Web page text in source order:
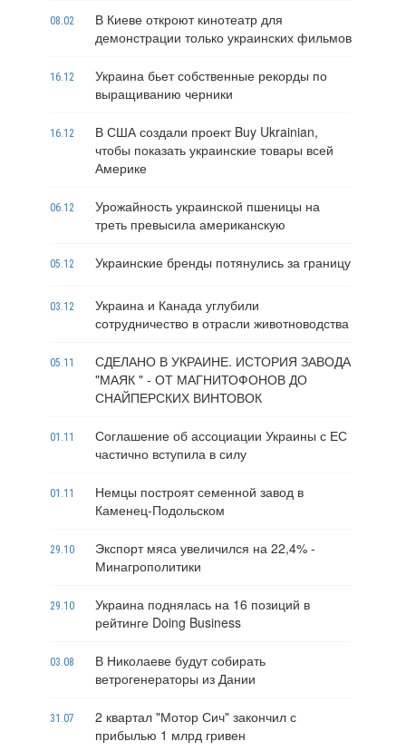
08.02
В Киеве откроют кинотеатр для
демонстрации только украинских фильмов
16.12
Украина бьет собственные рекорды по
выращиванию черники
16.12
В США создали проект Buy Ukrainian,
чтобы показать украинские товары всей
Америке
06.12
Урожайность украинской пшеницы на
треть превысила американскую
05.12 Украинские бренды потянулись за границу
03.12
Украина и Канада углубили
сотрудничество в отрасли животноводства
05.11
СДЕЛАНО В УКРАИНЕ. ИСТОРИЯ ЗАВОДА
"МАЯК " - ОТ МАГНИТОФОНОВ ДО
СНАЙПЕРСКИХ ВИНТОВОК
01.11
Соглашение об ассоциации Украины с ЕС
частично вступила в силу
01.11
Немцы построят семенной завод в
Каменец-Подольском
29.10
Экспорт мяса увеличился на 22,4% -
Минагрополитики
29.10
Украина поднялась на 16 позиций в
рейтинге Doing Business
03.08
В Николаеве будут собирать
ветрогенераторы из Дании
31.07
2 квартал "Мотор Сич" закончил с
прибылью 1 млрд гривен